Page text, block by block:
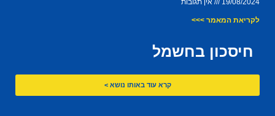
19/08/2024 אין תגובות
לקריאת המאמר >>>
חיסכון בחשמל
קרא עוד באותו נושא >